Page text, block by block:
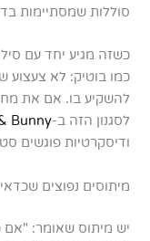
סוללות שמסתיימות
כשזה מגיע יחד עם
כמו בוטיק: לא
להשקיע בו. אם את
לסגנון הזה ב-Bunny
ודיסקרטיות פוגשים
מיתוסים נפוצים
יש מיתוס שאומר: "אם